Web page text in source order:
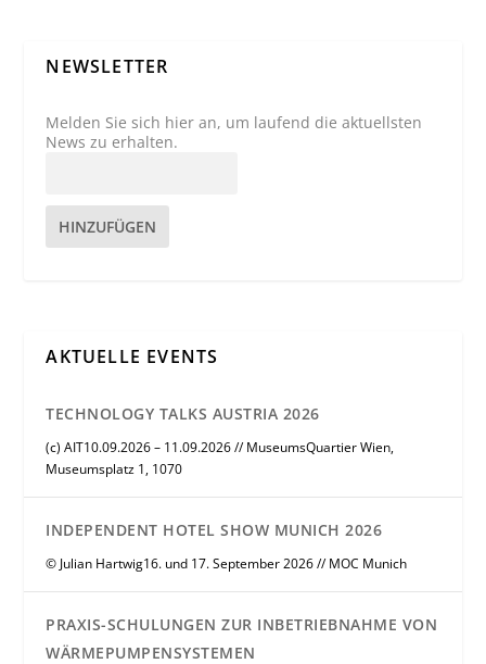
NEWSLETTER
Melden Sie sich hier an, um laufend die aktuellsten
News zu erhalten.
HINZUFÜGEN
AKTUELLE EVENTS
TECHNOLOGY TALKS AUSTRIA 2026
(c) AIT10.09.2026 – 11.09.2026 // MuseumsQuartier Wien,
Museumsplatz 1, 1070
INDEPENDENT HOTEL SHOW MUNICH 2026
© Julian Hartwig16. und 17. September 2026 // MOC Munich
PRAXIS-SCHULUNGEN ZUR INBETRIEBNAHME VON
WÄRMEPUMPENSYSTEMEN